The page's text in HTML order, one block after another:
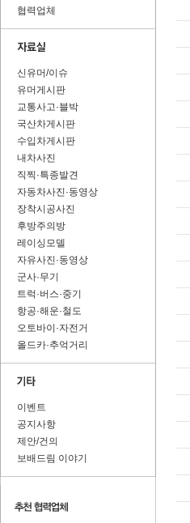
협력업체
신유머/이슈
유머게시판
교통사고·블박
국산차게시판
수입차게시판
내차사진
직찍·특종발견
자동차사진·동영상
장착시공사진
후방주의방
레이싱모델
자유사진·동영상
군사·무기
트럭·버스·중기
항공·해운·철도
오토바이·자전거
올드카·추억거리
이벤트
공지사항
제안/건의
보배드림 이야기